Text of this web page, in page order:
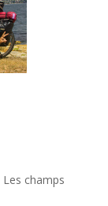
Les champs